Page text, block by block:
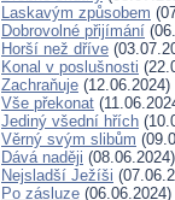
Laskavým způsobem
Dobrovolné přijímání
Horší než dříve
Konal v poslušnosti
Zachraňuje (12.06.2024)
Vše překonat
Jediný všední hřích
Věrný svým slibům
Dává naději (08.06.2024)
Nejsladší Ježíši
Po zásluze (06.06.2024)